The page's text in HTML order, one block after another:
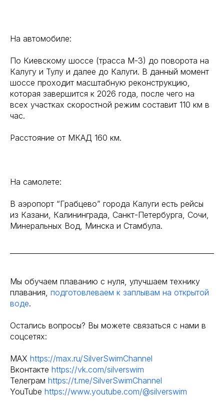
На автомобиле:
По Киевскому шоссе (трасса М-3) до поворота на
Калугу и Тулу и далее до Калуги. В данный момент
шоссе проходит масштабную реконструкцию,
которая завершится к 2026 года, после чего на
всех участках скоростной режим составит 110 км в
час.
Расстояние от МКАД 160 км.
На самолете:
В аэропорт “Грабцево” города Калуги есть рейсы
из Казани, Калининграда, Санкт-Петербурга, Сочи,
Минеральных Вод, Минска и Стамбула.
Мы обучаем плаванию с нуля, улучшаем технику
плавания, подготовлеваем к заплывам на открытой
воде.
Остались вопросы? Вы можете связаться с нами в
соцсетях:
MAX https://max.ru/SilverSwimChannel
Вконтакте https://vk.com/silverswim
Телеграм https://t.me/SilverSwimChannel
YouTube https://www.youtube.com/@silverswim